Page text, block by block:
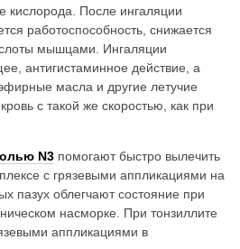
кислорода. После ингаляции
работоспособность, снижается
мышцами. Ингаляции
антигистаминное действие, а
масла и другие летучие
с такой же скоростью, как при
N3 помогают быстро вылечить
с грязевыми аппликациями на
пазух облегчают состояние при
насморке. При тонзиллите
аппликациями в